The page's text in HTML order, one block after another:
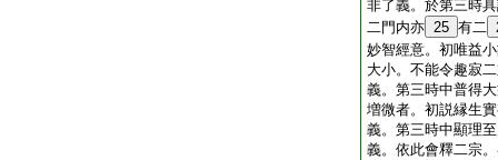
非了義。於第三時
二門内亦 25 有二
妙智經意。初唯益
大小。不能令趣寂
義。第三時中普得
増微者。初説縁生
義。第三時中顯理
義。依此會釋二宗